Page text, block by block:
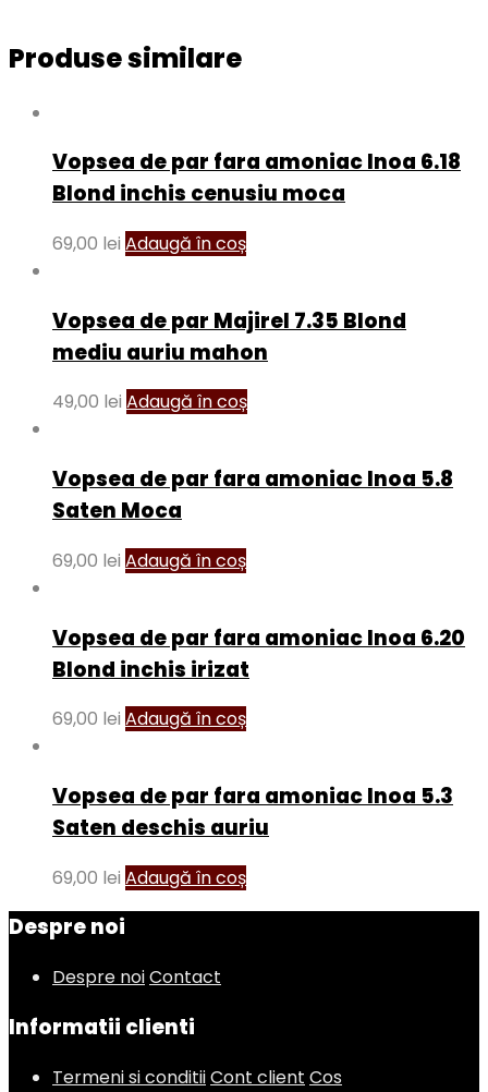
Produse similare
Vopsea de par fara amoniac Inoa 6.18
Blond inchis cenusiu moca
69,00 lei Adaugă în coș
Vopsea de par Majirel 7.35 Blond
mediu auriu mahon
49,00 lei Adaugă în coș
Vopsea de par fara amoniac Inoa 5.8
Saten Moca
69,00 lei Adaugă în coș
Vopsea de par fara amoniac Inoa 6.20
Blond inchis irizat
69,00 lei Adaugă în coș
Vopsea de par fara amoniac Inoa 5.3
Saten deschis auriu
69,00 lei Adaugă în coș
Despre noi
Despre noiContact
Informatii clienti
Termeni si conditiiCont client Cos